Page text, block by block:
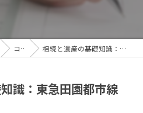
コラム 相続と遺産の基礎知識：東急田園都市線沿線で学ぶ
識：東急田園都市線